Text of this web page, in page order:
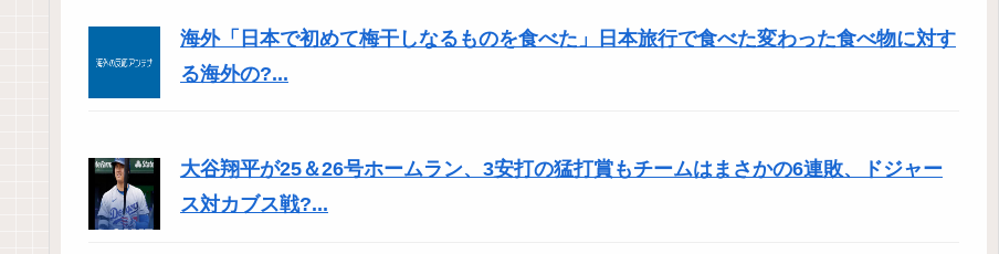
海外「日本で初めて梅干しなるものを食べた」日本旅行で食べた変わった食べ物に対す
る海外の?...
大谷翔平が25＆26号ホームラン、3安打の猛打賞もチームはまさかの6連敗、ドジャー
ス対カブス戦?...